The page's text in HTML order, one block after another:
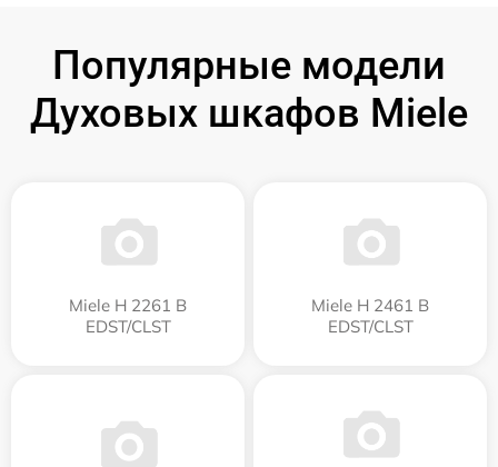
Популярные модели
Духовых шкафов Miele
Miele H 2261 B
EDST/CLST
Miele H 2461 B
EDST/CLST